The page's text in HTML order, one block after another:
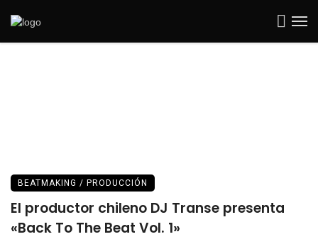
BEATMAKING / PRODUCCIÓN
El productor chileno DJ Transe presenta
«Back To The Beat Vol. 1»